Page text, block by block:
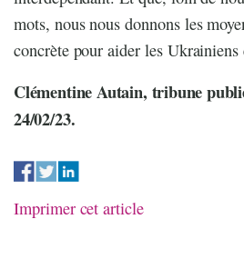
mots, nous nous donnons les
concrète pour aider les
Clémentine Autain, tribune
24/02/23.
Imprimer cet article